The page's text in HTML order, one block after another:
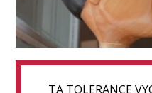
TA TOLERANCE